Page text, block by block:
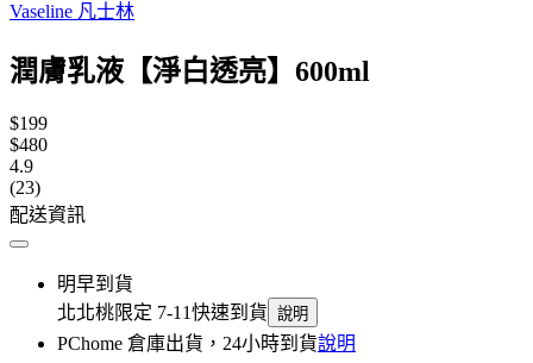
Vaseline 凡士林
潤膚乳液【淨白透亮】600ml
$199
$480
4.9
(23)
配送資訊
明早到貨
北北桃限定 7-11快速到貨 說明
PChome 倉庫出貨，24小時到貨說明